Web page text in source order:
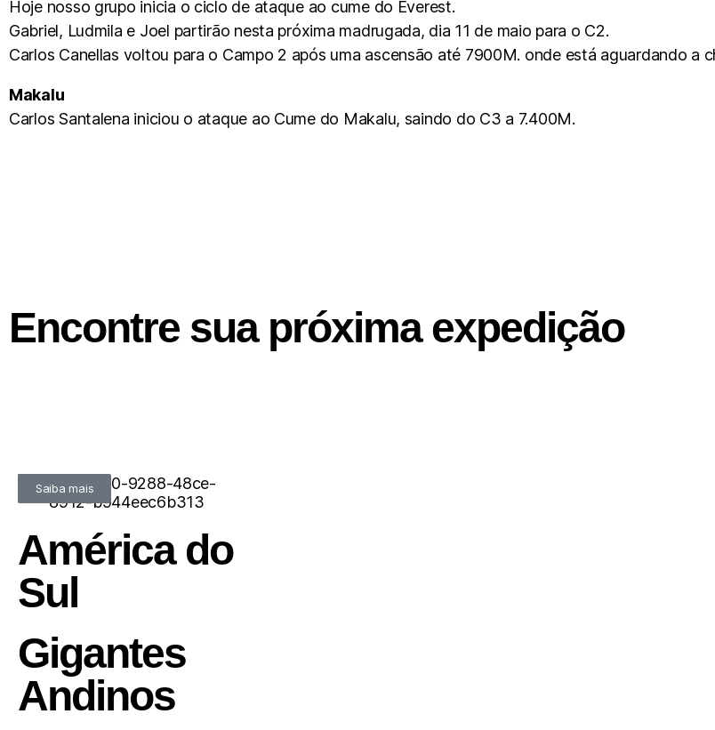
Hoje nosso grupo inicia o ciclo de ataque ao cume do Everest.
Gabriel, Ludmila e Joel partirão nesta próxima madrugada, dia 11 de maio para o C2.
Carlos Canellas voltou para o Campo 2 após uma ascensão até 7900M. onde está aguardando a
Makalu
Carlos Santalena iniciou o ataque ao Cume do Makalu, saindo do C3 a 7.400M.
Encontre sua próxima expedição
América do
Sul
Gigantes
Andinos
U$ 5.600
Saiba mais